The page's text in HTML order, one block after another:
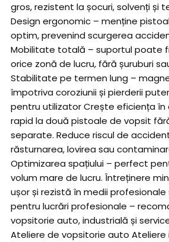
gros, rezistent la șocuri, solvenți și
Design ergonomic – menține
optim, prevenind scurgerea
Mobilitate totală – suportul poate
orice zonă de lucru, fără șuruburi
Stabilitate pe termen lung –
împotriva coroziunii și pierderii
pentru utilizator Crește eficiența în
rapid la două pistoale de vopsit
separate. Reduce riscul de
răsturnarea, lovirea sau
Optimizarea spațiului – perfect
volum mare de lucru. Întreținere
ușor și rezistă în medii
pentru lucrări profesionale –
vopsitorie auto, industrială și
Ateliere de vopsitorie auto Ateliere